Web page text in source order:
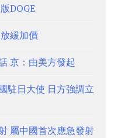
DOGE
緩加價
京：由美方發起
駐日大使 日方強調立
屬中國首次應急發射